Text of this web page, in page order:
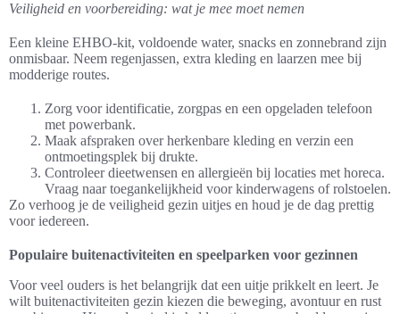
Veiligheid en voorbereiding: wat je mee moet nemen
Een kleine EHBO-kit, voldoende water, snacks en zonnebrand zijn
onmisbaar. Neem regenjassen, extra kleding en laarzen mee bij
modderige routes.
Zorg voor identificatie, zorgpas en een opgeladen telefoon
met powerbank.
Maak afspraken over herkenbare kleding en verzin een
ontmoetingsplek bij drukte.
Controleer dieetwensen en allergieën bij locaties met horeca.
Vraag naar toegankelijkheid voor kinderwagens of rolstoelen.
Zo verhoog je de veiligheid gezin uitjes en houd je de dag prettig
voor iedereen.
Populaire buitenactiviteiten en speelparken voor gezinnen
Voor veel ouders is het belangrijk dat een uitje prikkelt en leert. Je
wilt buitenactiviteiten gezin kiezen die beweging, avontuur en rust